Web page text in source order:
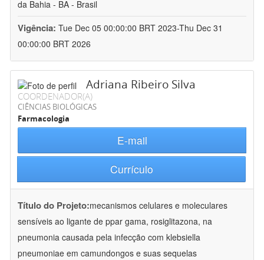
da Bahia - BA - Brasil
Vigência: Tue Dec 05 00:00:00 BRT 2023-Thu Dec 31
00:00:00 BRT 2026
Adriana Ribeiro Silva
COORDENADOR(A)
CIÊNCIAS BIOLÓGICAS
Farmacologia
E-mail
Currículo
Título do Projeto:mecanismos celulares e moleculares
sensíveis ao ligante de ppar gama, rosiglitazona, na
pneumonia causada pela infecção com klebsiella
pneumoniae em camundongos e suas sequelas